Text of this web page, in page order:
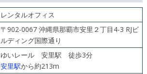
レンタルオフィス
〒902-0067 沖縄県那覇市安里２丁目4-3 RJビ
ルディング国際通り
ゆいレール 安里駅 徒歩3分
安里駅から約213m